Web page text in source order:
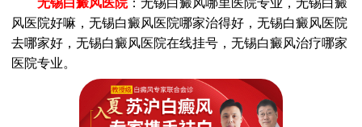
无锡白癜风医院：无锡白癜风哪里医院专业，无锡白癜
风医院好嘛，无锡白癜风医院哪家治得好，无锡白癜风医院
去哪家好，无锡白癜风医院在线挂号，无锡白癜风治疗哪家
医院专业。